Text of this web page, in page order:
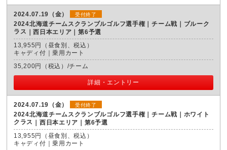
2024.07.19（金） 受付終了
2024北海道チームスクランブルゴルフ選手権｜チーム戦｜ブルーク
ラス
西日本エリア｜第6予選
13,955円（昼食別、税込）
キャディ付｜乗用カート
35,200円（税込）/チーム
詳細・エントリー
2024.07.19（金） 受付終了
2024北海道チームスクランブルゴルフ選手権｜チーム戦｜ホワイト
クラス
西日本エリア｜第6予選
13,955円（昼食別、税込）
キャディ付｜乗用カート